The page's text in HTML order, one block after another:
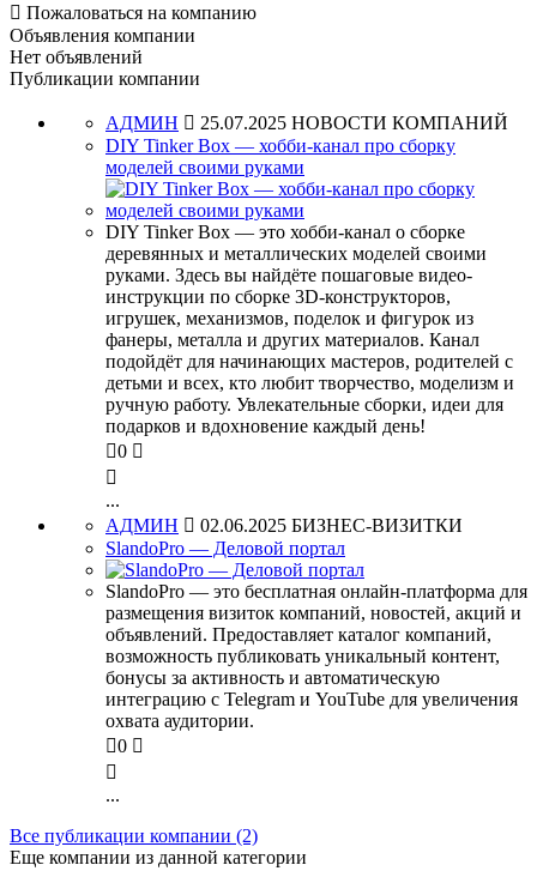
 Пожаловаться на компанию
Объявления компании
Нет объявлений
Публикации компании
АДМИН  25.07.2025 НОВОСТИ КОМПАНИЙ
DIY Tinker Box — хобби-канал про сборку
моделей своими руками
DIY Tinker Box — это хобби-канал о сборке
деревянных и металлических моделей своими
руками. Здесь вы найдёте пошаговые видео-
инструкции по сборке 3D-конструкторов,
игрушек, механизмов, поделок и фигурок из
фанеры, металла и других материалов. Канал
подойдёт для начинающих мастеров, родителей с
детьми и всех, кто любит творчество, моделизм и
ручную работу. Увлекательные сборки, идеи для
подарков и вдохновение каждый день!
0 

...
АДМИН  02.06.2025 БИЗНЕС-ВИЗИТКИ
SlandoPro — Деловой портал
SlandoPro — это бесплатная онлайн-платформа для
размещения визиток компаний, новостей, акций и
объявлений. Предоставляет каталог компаний,
возможность публиковать уникальный контент,
бонусы за активность и автоматическую
интеграцию с Telegram и YouTube для увеличения
охвата аудитории.
0 

...
Все публикации компании (2)
Еще компании из данной категории